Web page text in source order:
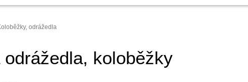
odrážedla
odrážedla, koloběžky